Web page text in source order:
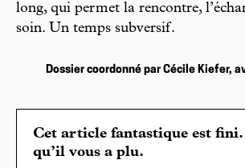
long, qui permet la rencontre,
soin. Un temps subversif.
Dossier coordonné par Cécile Kiefer,
Cet article fantastique est fini.
qu’il vous a plu.